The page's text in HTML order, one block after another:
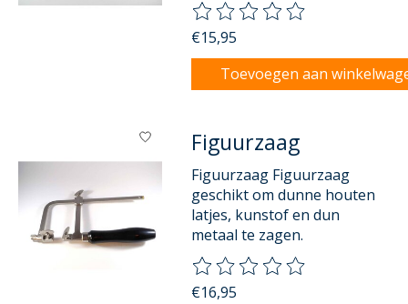
De beoordeling van dit
€15,95
Toevoegen aan
Figuurzaag
Figuurzaag Figuurzaag
geschikt om dunne houten
latjes, kunstof en dun
metaal te zagen.
De beoordeling van dit
€16,95